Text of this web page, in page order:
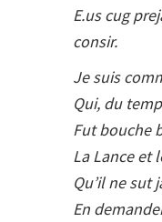
E.us cug
consir.
Je suis
Qui, du
Fut bouche
La Lance et
Qu’il ne sut
En